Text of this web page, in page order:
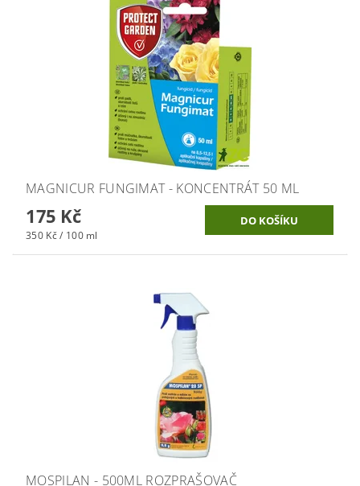
MAGNICUR FUNGIMAT - KONCENTRÁT 50 ML
175 Kč
350 Kč / 100 ml
MOSPILAN - 500ML ROZPRAŠOVAČ